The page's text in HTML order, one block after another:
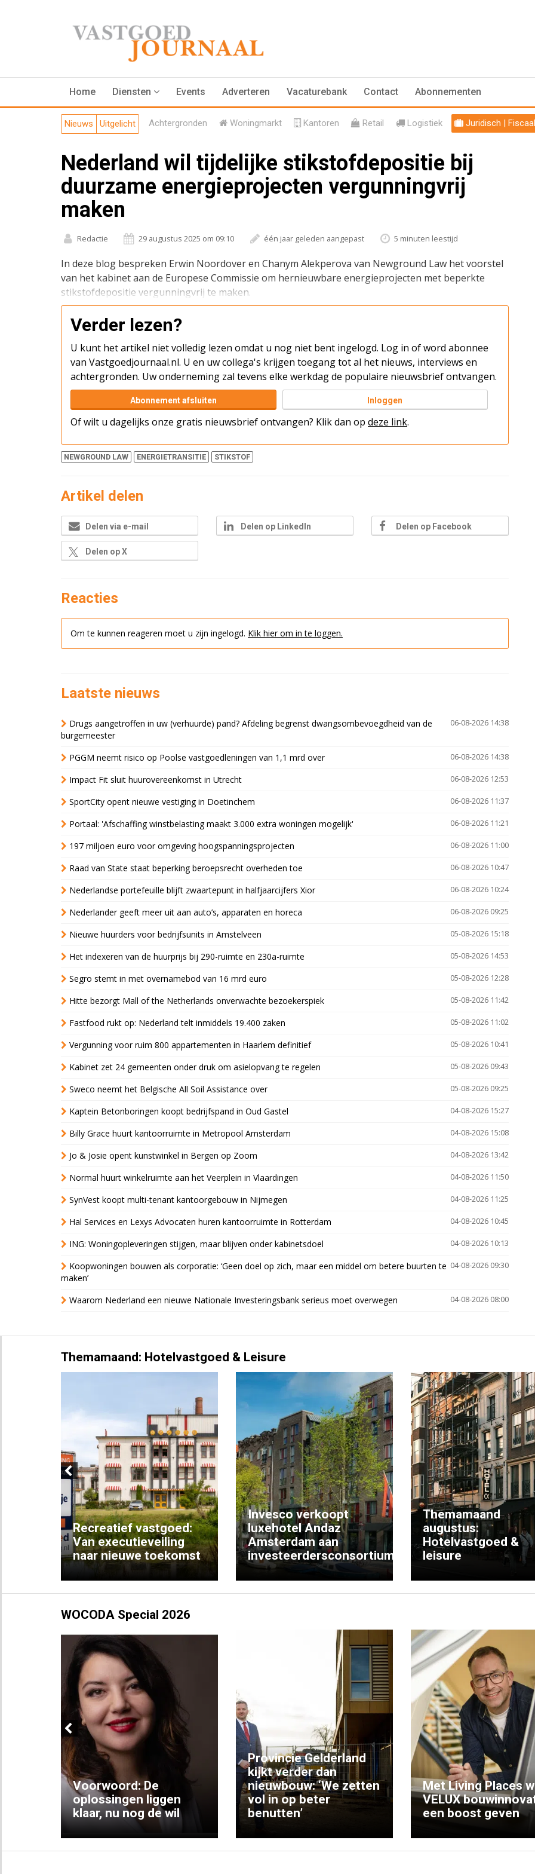
Home Diensten Events Adverteren Vacaturebank Contact Abonnementen
Nieuws Uitgelicht Achtergronden Woningmarkt Kantoren Retail Logistiek Juridisch | Fiscaal
Nederland wil tijdelijke stikstofdepositie bij
duurzame energieprojecten vergunningvrij
maken
Redactie 29 augustus 2025 om 09:10 één jaar geleden aangepast 5 minuten leestijd
In deze blog bespreken Erwin Noordover en Chanym Alekperova van Newground Law het voorstel
van het kabinet aan de Europese Commissie om hernieuwbare energieprojecten met beperkte
stikstofdepositie vergunningvrij te maken.
Verder lezen?
U kunt het artikel niet volledig lezen omdat u nog niet bent ingelogd. Log in of word abonnee
van Vastgoedjournaal.nl. U en uw collega's krijgen toegang tot al het nieuws, interviews en
achtergronden. Uw onderneming zal tevens elke werkdag de populaire nieuwsbrief ontvangen.
Abonnement afsluiten Inloggen
Of wilt u dagelijks onze gratis nieuwsbrief ontvangen? Klik dan op deze link.
NEWGROUND LAW ENERGIETRANSITIE STIKSTOF
Artikel delen
Delen via e-mail Delen op LinkedIn Delen op Facebook
Delen op X
Reacties
Om te kunnen reageren moet u zijn ingelogd. Klik hier om in te loggen.
Laatste nieuws
06-08-2026 14:38
Drugs aangetroffen in uw (verhuurde) pand? Afdeling begrenst dwangsombevoegdheid van de
burgemeester
06-08-2026 14:38
PGGM neemt risico op Poolse vastgoedleningen van 1,1 mrd over
06-08-2026 12:53
Impact Fit sluit huurovereenkomst in Utrecht
06-08-2026 11:37
SportCity opent nieuwe vestiging in Doetinchem
06-08-2026 11:21
Portaal: 'Afschaffing winstbelasting maakt 3.000 extra woningen mogelijk'
06-08-2026 11:00
197 miljoen euro voor omgeving hoogspanningsprojecten
06-08-2026 10:47
Raad van State staat beperking beroepsrecht overheden toe
06-08-2026 10:24
Nederlandse portefeuille blijft zwaartepunt in halfjaarcijfers Xior
06-08-2026 09:25
Nederlander geeft meer uit aan auto’s, apparaten en horeca
05-08-2026 15:18
Nieuwe huurders voor bedrijfsunits in Amstelveen
05-08-2026 14:53
Het indexeren van de huurprijs bij 290-ruimte en 230a-ruimte
05-08-2026 12:28
Segro stemt in met overnamebod van 16 mrd euro
05-08-2026 11:42
Hitte bezorgt Mall of the Netherlands onverwachte bezoekerspiek
05-08-2026 11:02
Fastfood rukt op: Nederland telt inmiddels 19.400 zaken
05-08-2026 10:41
Vergunning voor ruim 800 appartementen in Haarlem definitief
05-08-2026 09:43
Kabinet zet 24 gemeenten onder druk om asielopvang te regelen
05-08-2026 09:25
Sweco neemt het Belgische All Soil Assistance over
04-08-2026 15:27
Kaptein Betonboringen koopt bedrijfspand in Oud Gastel
04-08-2026 15:08
Billy Grace huurt kantoorruimte in Metropool Amsterdam
04-08-2026 13:42
Jo & Josie opent kunstwinkel in Bergen op Zoom
04-08-2026 11:50
Normal huurt winkelruimte aan het Veerplein in Vlaardingen
04-08-2026 11:25
SynVest koopt multi-tenant kantoorgebouw in Nijmegen
04-08-2026 10:45
Hal Services en Lexys Advocaten huren kantoorruimte in Rotterdam
04-08-2026 10:13
ING: Woningopleveringen stijgen, maar blijven onder kabinetsdoel
04-08-2026 09:30
Koopwoningen bouwen als corporatie: ‘Geen doel op zich, maar een middel om betere buurten te
maken’
04-08-2026 08:00
Waarom Nederland een nieuwe Nationale Investeringsbank serieus moet overwegen
Themamaand: Hotelvastgoed & Leisure
Previous
Recreatief vastgoed:
Van executieveiling
naar nieuwe toekomst
Invesco verkoopt
luxehotel Andaz
Amsterdam aan
investeerdersconsortium
Themamaand
augustus:
Hotelvastgoed &
leisure
WOCODA Special 2026
Previous
Voorwoord: De
oplossingen liggen
klaar, nu nog de wil
Provincie Gelderland
kijkt verder dan
nieuwbouw: ‘We zetten
vol in op beter
benutten’
Met Living Places
VELUX
een boost geven